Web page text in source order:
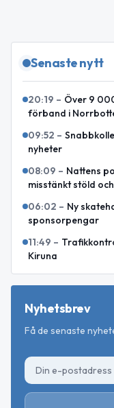
Senaste nytt
20:19 – Över 9
förband i
09:52 –
nyheter
08:09 – Nattens
misstänkt stöld
06:02 – Ny
sponsorpengar
11:49 –
Kiruna
Nyhetsbrev
Få de senaste